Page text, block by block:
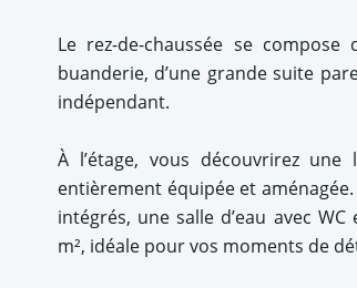
Le rez-de-chaussée se
buanderie, d’une grande suite
indépendant.
À l’étage, vous découvrirez
entièrement équipée et
intégrés, une salle d’eau avec
m², idéale pour vos moments de